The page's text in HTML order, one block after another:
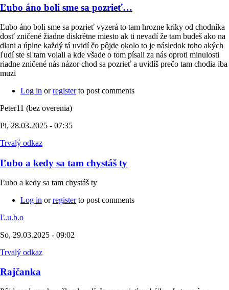
Ľubo áno boli sme sa pozrieť…
Ľubo áno boli sme sa pozrieť vyzerá to tam hrozne kriky od chodníka
dosť zničené žiadne diskrétne miesto ak ti nevadí že tam budeš ako na
dlani a úplne každý tá uvidí čo pôjde okolo to je následok toho akých
ľudí ste si tam volali a kde všade o tom písali za nás oproti minulosti
riadne zničené nás názor chod sa pozrieť a uvidíš prečo tam chodia iba
muzi
Log in orregisterto post comments
Peter11 (bez overenia)
Pi, 28.03.2025 - 07:35
Trvalý odkaz
Ľubo a kedy sa tam chystáš ty
Ľubo a kedy sa tam chystáš ty
Log in orregisterto post comments
Ľ.u.b.o
So, 29.03.2025 - 09:02
Trvalý odkaz
Rajčanka